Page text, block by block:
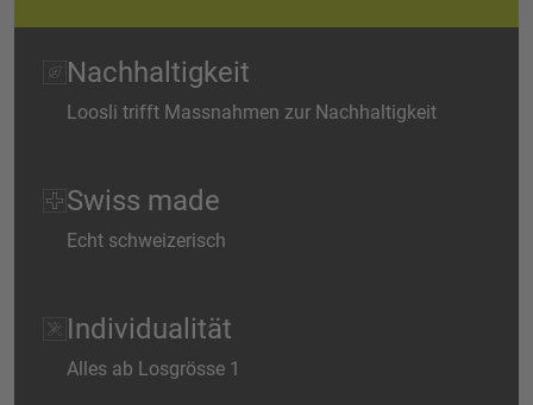
Nachhaltigkeit
Loosli trifft Massnahmen zur Nachhaltigkeit
Swiss made
Echt schweizerisch
Individualität
Alles ab Losgrösse 1